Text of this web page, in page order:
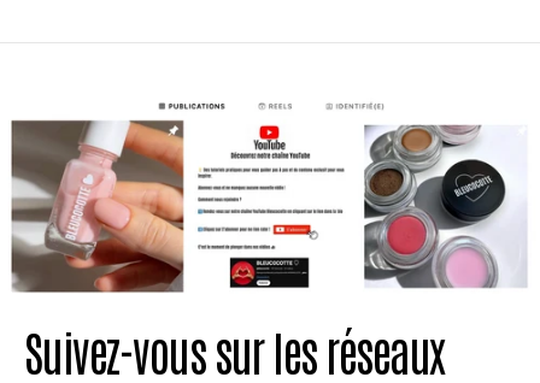
Suivez-vous sur les réseaux